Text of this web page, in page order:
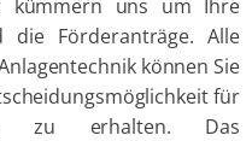
kümmern uns um Ihre
die Förderanträge. Alle
können Sie
für
zu erhalten. Das